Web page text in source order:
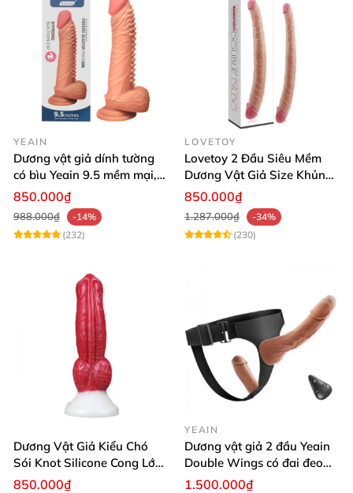
YEAIN
Dương vật giả dính tường
có bìu Yeain 9.5 mềm mại,
kích thích mạnh
850.000₫
988.000₫
-14%
(232)
LOVETOY
Lovetoy 2 Đầu Siêu Mềm
Dương Vật Giả Size Khủng
Uốn Dẻo
850.000₫
1.287.000₫
-34%
(230)
Dương Vật Giả Kiểu Chó
Sói Knot Silicone Cong Lớn
Có Đế Hít Tường Cao Cấp
850.000₫
YEAIN
Dương vật giả 2 đầu Yeain
Double Wings có đai đeo
điều khiển remote từ xa
1.500.000₫